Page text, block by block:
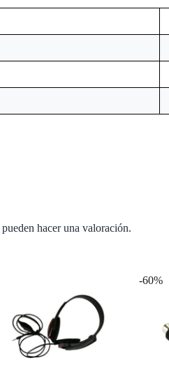
hacer una valoración.
-60%